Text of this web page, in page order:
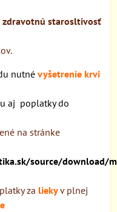
starosltivosť
nutné vyšetrenie krvi
aj poplatky do
na stránke
source/download/
za lieky v plnej